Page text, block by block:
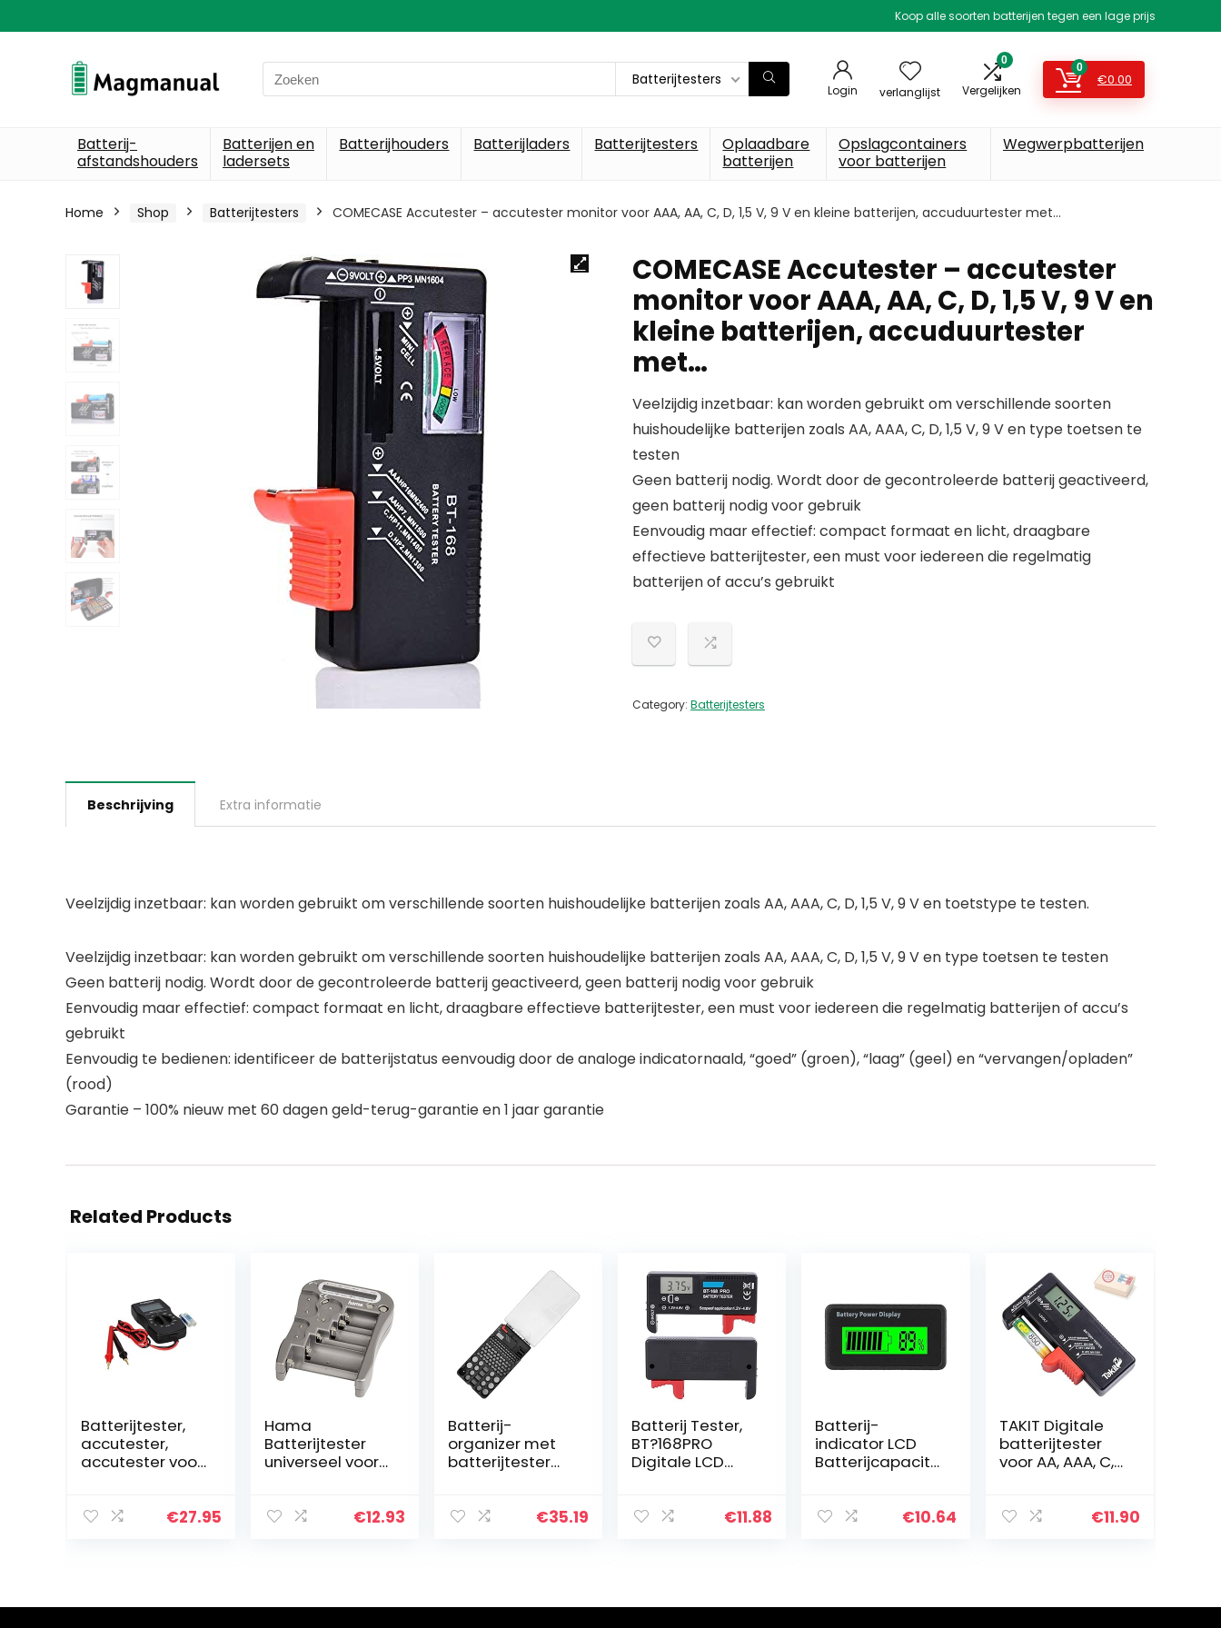
Koop alle soorten batterijen tegen een lage prijs
Search
for:
Batterijtesters
Login verlanglijst
0
Vergelijken
0
€0.00
Batterij-
afstandshouders
Batterijen en
ladersets
Batterijhouders Batterijladers Batterijtesters
Oplaadbare
batterijen
Opslagcontainers
voor batterijen
Wegwerpbatterijen
Home Shop Batterijtesters COMECASE Accutester – accutester monitor voor AAA, AA, C, D, 1,5 V, 9 V en kleine batterijen, accuduurtester met…
COMECASE Accutester – accutester
monitor voor AAA, AA, C, D, 1,5 V, 9 V en
kleine batterijen, accuduurtester
met…
Veelzijdig inzetbaar: kan worden gebruikt om verschillende soorten
huishoudelijke batterijen zoals AA, AAA, C, D, 1,5 V, 9 V en type toetsen te
testen
Geen batterij nodig. Wordt door de gecontroleerde batterij geactiveerd,
geen batterij nodig voor gebruik
Eenvoudig maar effectief: compact formaat en licht, draagbare
effectieve batterijtester, een must voor iedereen die regelmatig
batterijen of accu’s gebruikt
Category: Batterijtesters
Beschrijving Extra informatie
Veelzijdig inzetbaar: kan worden gebruikt om verschillende soorten huishoudelijke batterijen zoals AA, AAA, C, D, 1,5 V, 9 V en toetstype te testen.
Veelzijdig inzetbaar: kan worden gebruikt om verschillende soorten huishoudelijke batterijen zoals AA, AAA, C, D, 1,5 V, 9 V en type toetsen te testen
Geen batterij nodig. Wordt door de gecontroleerde batterij geactiveerd, geen batterij nodig voor gebruik
Eenvoudig maar effectief: compact formaat en licht, draagbare effectieve batterijtester, een must voor iedereen die regelmatig batterijen of accu’s
gebruikt
Eenvoudig te bedienen: identificeer de batterijstatus eenvoudig door de analoge indicatornaald, “goed” (groen), “laag” (geel) en “vervangen/opladen”
(rood)
Garantie – 100% nieuw met 60 dagen geld-terug-garantie en 1 jaar garantie
Related Products
Batterijtester,
accutester,
accutester voor
lithiumbatterij,
€27.95
Hama
Batterijtester
universeel voor
testapparaat
€12.93
Batterij-
organizer met
batterijtester
roosters
af…
€35.19
Batterij Tester,
BT?168PRO
Digitale LCD
Batterij Checker
€11.88
Batterij-
indicator LCD
Batterijcapacite
waterdichte€10.64
TAKIT Digitale
batterijtester
voor AA, AAA, C,
en – 5 jaar
€11.90